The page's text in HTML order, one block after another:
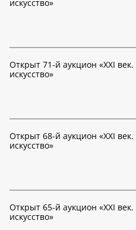
искусство»
Открыт 71-й аукцион «XXI
искусство»
Открыт 68-й аукцион «XXI
искусство»
Открыт 65-й аукцион «XXI
искусство»